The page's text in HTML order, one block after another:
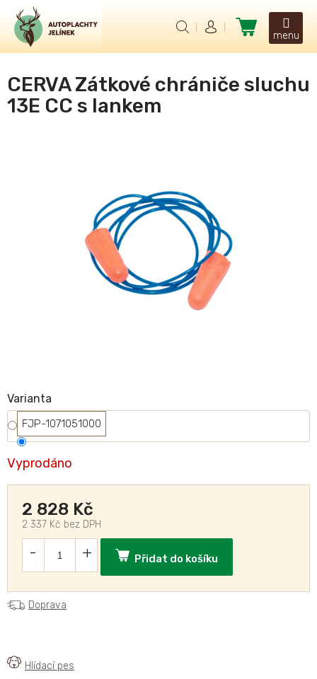
obsah
Nákupní
košík
CERVA Zátkové chrániče sluchu
13E CC s lankem
Vyprodáno
Varianta
FJP-1071051000
2 828 Kč
2 337 Kč bez DPH
Přidat do košíku
Doprava